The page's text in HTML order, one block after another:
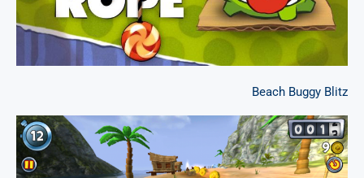
Beach Buggy Blitz